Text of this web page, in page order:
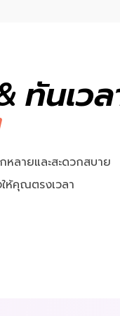
ทันเวล
หลายและสะดวกสบาย
ห้คุณตรงเวลา